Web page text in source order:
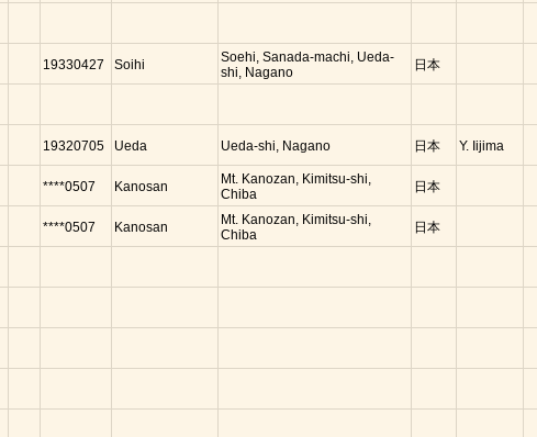
19330427 Soihi
Soehi, Sanada-machi, Ueda-
shi, Nagano
日本
19320705 Ueda Ueda-shi, Nagano 日本 Y. Iijima
****0507 Kanosan
Mt. Kanozan, Kimitsu-shi,
Chiba
日本
****0507 Kanosan
Mt. Kanozan, Kimitsu-shi,
Chiba
日本